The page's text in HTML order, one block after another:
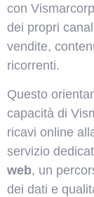
con
dei propri
vendite,
ricorrenti.
Questo
capacità di
ricavi online
servizio
web, un
dei dati e